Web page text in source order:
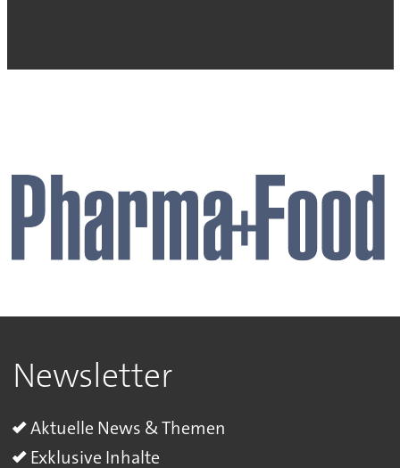
Newsletter
Aktuelle News & Themen
Exklusive Inhalte